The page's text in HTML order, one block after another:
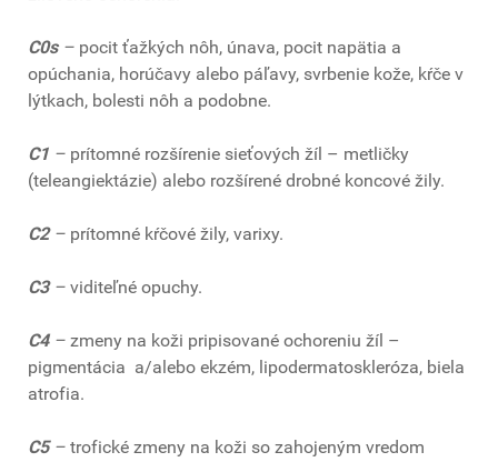
C0s – pocit ťažkých nôh, únava, pocit napätia a
opúchania, horúčavy alebo páľavy, svrbenie kože, kŕče v
lýtkach, bolesti nôh a podobne.
C1 – prítomné rozšírenie sieťových žíl – metličky
(teleangiektázie) alebo rozšírené drobné koncové žily.
C2 – prítomné kŕčové žily, varixy.
C3 – viditeľné opuchy.
C4 – zmeny na koži pripisované ochoreniu žíl –
pigmentácia a/alebo ekzém, lipodermatoskleróza, biela
atrofia.
C5 – trofické zmeny na koži so zahojeným vredom